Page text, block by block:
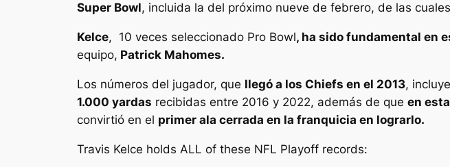
Super Bowl, incluida la del próximo nueve de febrero, de las
Kelce, 10 veces seleccionado Pro Bowl, ha sido fundamental en
equipo, Patrick Mahomes.
Los números del jugador, que llegó a los Chiefs en el 2013,
1.000 yardas recibidas entre 2016 y 2022, además de que en
convirtió en el primer ala cerrada en la franquicia en lograrlo.
Travis Kelce holds ALL of these NFL Playoff records: